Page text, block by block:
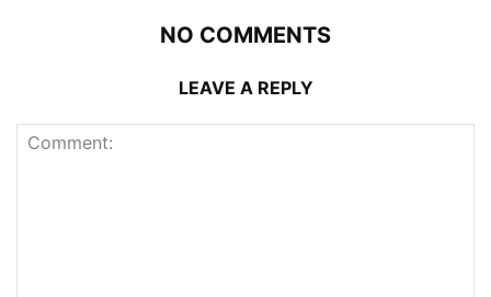
NO COMMENTS
LEAVE A REPLY